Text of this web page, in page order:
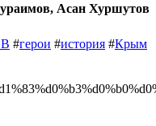
Асан Хуршутов
#герои #история #Крым